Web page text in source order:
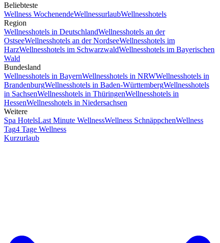
Beliebteste
Wellness WochenendeWellnessurlaubWellnesshotels
Region
Wellnesshotels in DeutschlandWellnesshotels an der
OstseeWellnesshotels an der NordseeWellnesshotels im
HarzWellnesshotels im SchwarzwaldWellnesshotels im Bayerischen
Wald
Bundesland
Wellnesshotels in BayernWellnesshotels in NRWWellnesshotels in
BrandenburgWellnesshotels in Baden-WürttembergWellnesshotels
in SachsenWellnesshotels in ThüringenWellnesshotels in
HessenWellnesshotels in Niedersachsen
Weitere
Spa HotelsLast Minute WellnessWellness SchnäppchenWellness
Tag4 Tage Wellness
Kurzurlaub